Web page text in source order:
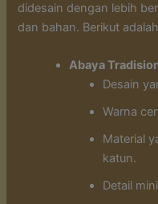
didesain dengan lebih
dan bahan. Berikut
Abaya
Desain
Warna
Material
katun.
Detail